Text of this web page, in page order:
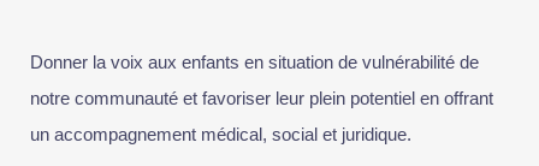
Donner la voix aux enfants en situation de vulnérabilité de
notre communauté et favoriser leur plein potentiel en offrant
un accompagnement médical, social et juridique.